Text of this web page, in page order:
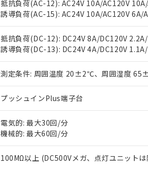
抵抗負荷(AC-12): AC24V 10A/AC120V
誘導負荷(AC-15): AC24V 10A/AC120V 6A/
抵抗負荷(DC-12): DC24V 8A/DC120V
誘導負荷(DC-13): DC24V 4A/DC120V
測定条件: 周囲温度 20±2℃、周囲湿度
プッシュインPlus端子台
電気的: 最大30回/分
機械的: 最大60回/分
100MΩ以上 (DC500Vメガ、点灯ユニットは
オムロン制御機器販売店や当社販
在庫状況および標準価格結果を当
マイパーツ機能（部品リスト作成
ている必要があります。
お客様が当ウェブサイト上で当社
が、当社の製品・サービスに関す
さい。
※当社の共同利用者とは、
部品在庫の切り替え状況などにより、予
※3 非含有証明書ダウンロード
下記の非含有証明書をダウンロードす
51物質の非含有証明書（当社基準）
※本証明書は発行日時点で非含有を証明
また、RoHS指令のフタル酸エステル
既に当社にて対応品への在庫切替を完
※2 環境保護使用期限
「ｅ」：有害物質（10物質）のすべて
「10」：通常の使用状況下において有
味します。
また当社は、販売先および販売に
たしません。
合意す
－
在庫なし(最新の在庫状況につ
機器販売店・当社販売員にご
空
白
受注生産機種、また在庫状況